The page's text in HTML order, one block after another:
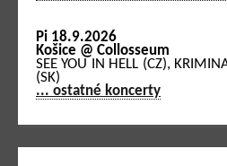
Pi 18.9.2026
Košice @ Collosseum
SEE YOU IN HELL (CZ),
(SK)
... ostatné koncerty